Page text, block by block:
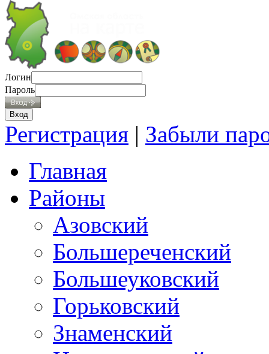
Логин
Пароль
Регистрация | Забыли
Главная
Районы
Азовский
Большереченский
Большеуковский
Горьковский
Знаменский